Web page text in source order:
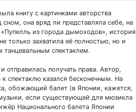
книгу с картинками авторства
она вряд ли представляла себе, на
«Пупелль из города дымоходов», история
только захватила её полностью, но и
спектаклем.
отправилась получать права. Автор,
спектаклю казался бесконечным. На
обожающий балет (в Японии, кажется,
если существующей для мюзикла
Национального балета Японии